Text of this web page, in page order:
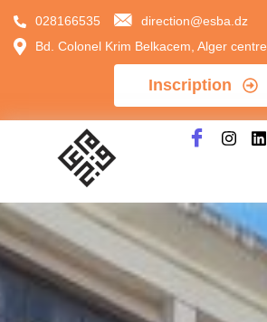
028166535
direction@esba.dz
Bd. Colonel Krim Belkacem, Alger centre
Inscription